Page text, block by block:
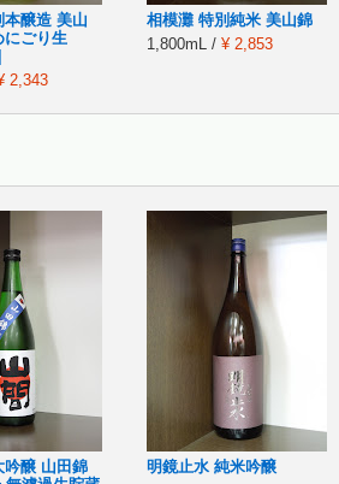
醸造 美山
にごり生
2,343
相模灘 特別純米 美山錦
1,800mL / ¥ 2,853
吟醸 山田錦
明鏡止水 純米吟醸